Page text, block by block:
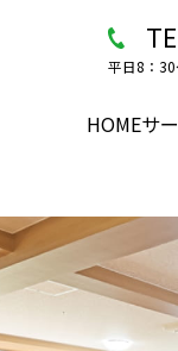
平日8：
HOMEサ